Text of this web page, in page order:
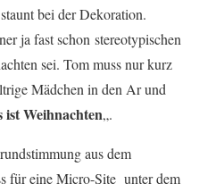
bei der Dekoration.
ja fast schon stereotypischen
sei. Tom muss nur kurz
Mädchen in den Ar und
ist Weihnachten„.
aus dem
für eine Micro-Site unter dem